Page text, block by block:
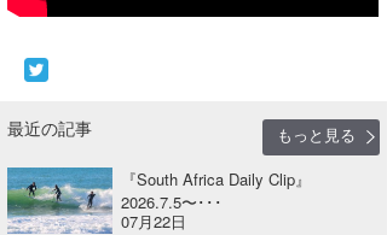
最近の記事
もっと見る
『South Africa Daily Clip』
2026.7.5〜･･･
07月22日
Yasunari Inoue
DELTA FORCE SURF
CBA Films
Colors MAGAZINE
福島寿実子
進士剛光
田原啓江
波伝説スタッフ
Aichan
chan-U